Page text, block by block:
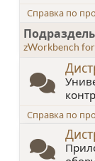
Справка по
zWorkbench
Справка по